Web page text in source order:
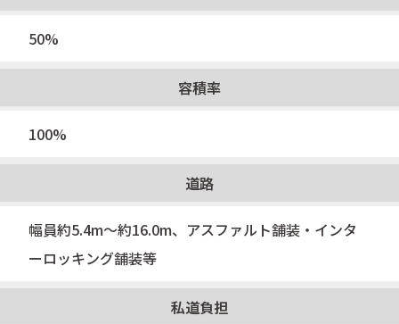
50%
容積率
100%
道路
幅員約5.4m〜約16.0m、アスファルト舗装・インタ
ーロッキング舗装等
私道負担